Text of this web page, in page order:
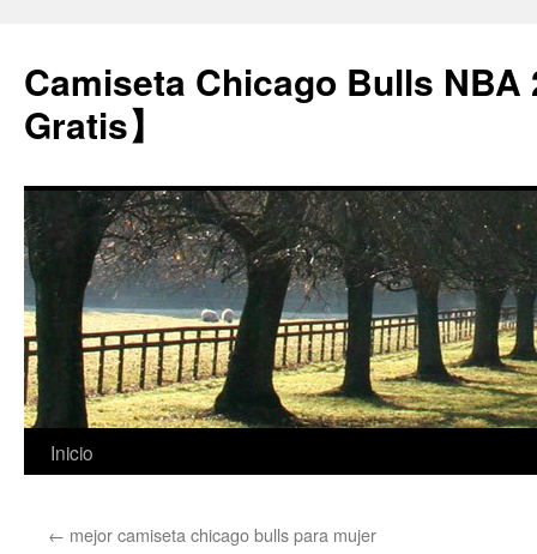
Camiseta Chicago Bulls NBA
Gratis】
Saltar
contenido
Inicio
← mejor camiseta chicago bulls para mujer